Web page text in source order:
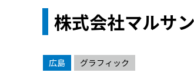
株式会社マルサ
広島 グラフィック